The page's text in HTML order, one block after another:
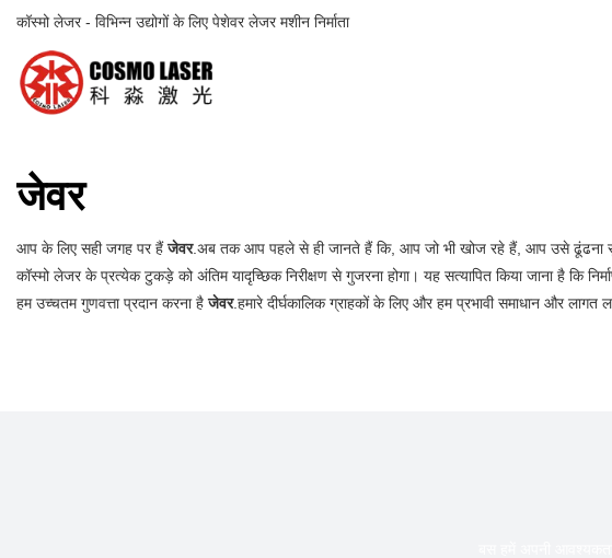
कॉस्मो लेजर - विभिन्न उद्योगों के लिए पेशेवर लेजर मशीन निर्माता
जेवर
आप के लिए सही जगह पर हैंजेवर.अब तक आप पहले से ही जानते हैं कि, आप जो भी खोज रहे हैं, आप उसे ढूंढना
कॉस्मो लेजर के प्रत्येक टुकड़े को अंतिम यादृच्छिक निरीक्षण से गुजरना होगा। यह सत्यापित किया जाना है कि
हम उच्चतम गुणवत्ता प्रदान करना हैजेवर.हमारे दीर्घकालिक ग्राहकों के लिए और हम प्रभावी समाधान और